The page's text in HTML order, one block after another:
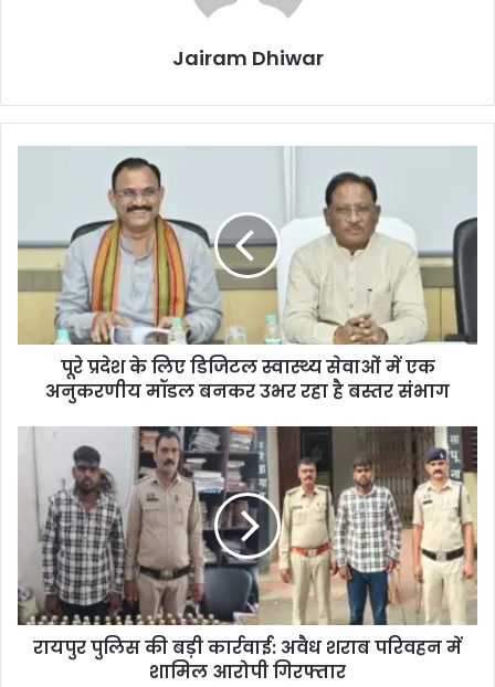
Jairam Dhiwar
डिजिटल
स्वास्थ्य
सेवाओं
एक
अनुकरणीय
बस्तर
संभाग
पूरे प्रदेश के लिए डिजिटल स्वास्थ्य सेवाओं में एक
अनुकरणीय मॉडल बनकर उभर रहा है बस्तर संभाग
पुलिस
कार्रवाई:
परिवहन
में
शामिल
रायपुर पुलिस की बड़ी कार्रवाई: अवैध शराब परिवहन में
शामिल आरोपी गिरफ्तार